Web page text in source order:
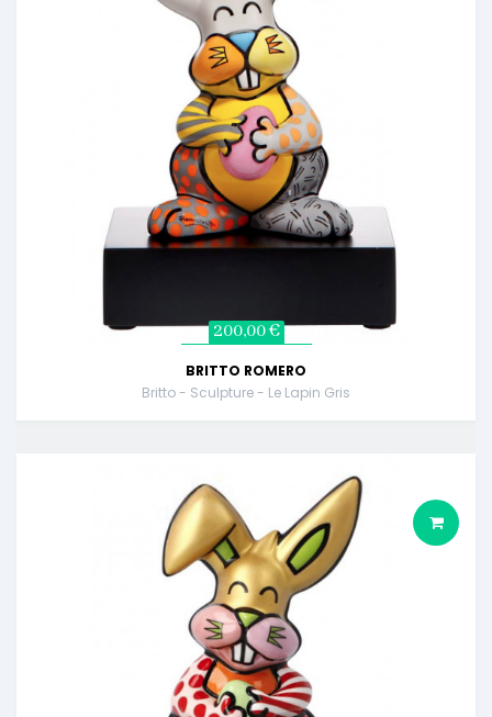
200,00 €
BRITTO ROMERO
Britto - Sculpture - Le Lapin Gris